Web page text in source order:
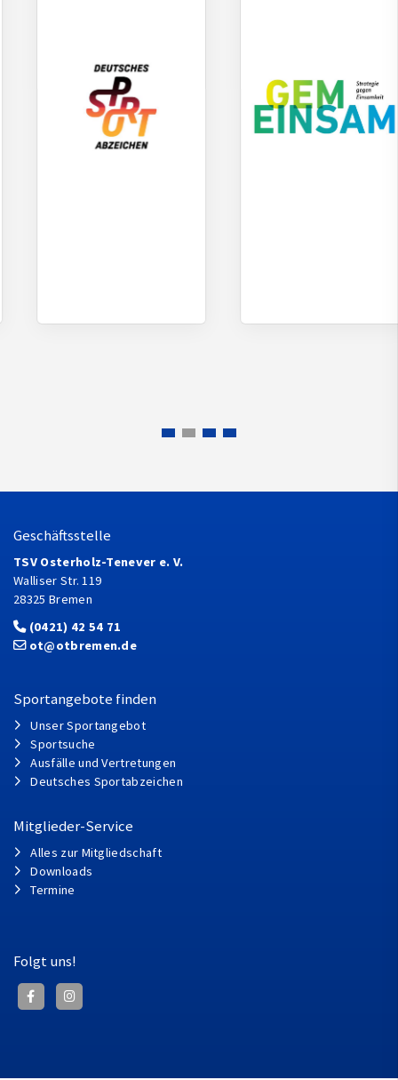
Geschäftsstelle
TSV Osterholz-Tenever e. V.
Walliser Str. 119
28325 Bremen
(0421) 42 54 71
ot@otbremen.de
Sportangebote finden
Unser Sportangebot
Sportsuche
Ausfälle und Vertretungen
Deutsches Sportabzeichen
Mitglieder-Service
Alles zur Mitgliedschaft
Downloads
Termine
Folgt uns!